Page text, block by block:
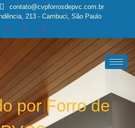
contato@cvpforrosdepvc.com.br
213 - Cambuci, São Paulo
por Forro de